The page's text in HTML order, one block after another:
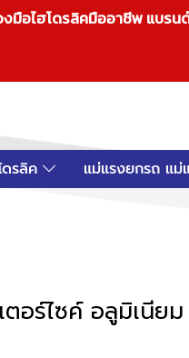
อไฮโดรลิคมืออาชีพ แบ
ดรลิค แม่แรงยกรถ แม่
อร์ไซค์ อลูมิเนียม